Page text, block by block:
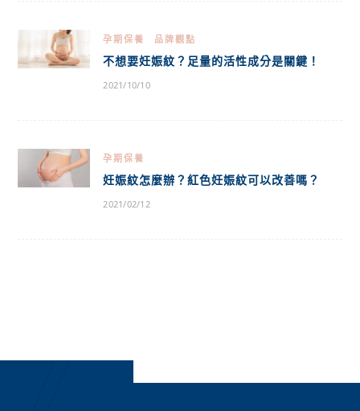
孕期保養 品牌觀點
不想要妊娠紋？足量的活性成分是關鍵！
2021/10/10
孕期保養
妊娠紋怎麼辦？紅色妊娠紋可以改善嗎？
2021/02/12